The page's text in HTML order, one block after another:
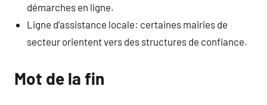
démarches en ligne.
Ligne d’assistance locale: certaines mairies de
secteur orientent vers des structures de confiance.
Mot de la fin